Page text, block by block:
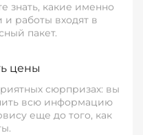
знать, какие именно
и работы входят в
пакет.
цены
сюрпризах: вы
всю информацию
еще до того, как